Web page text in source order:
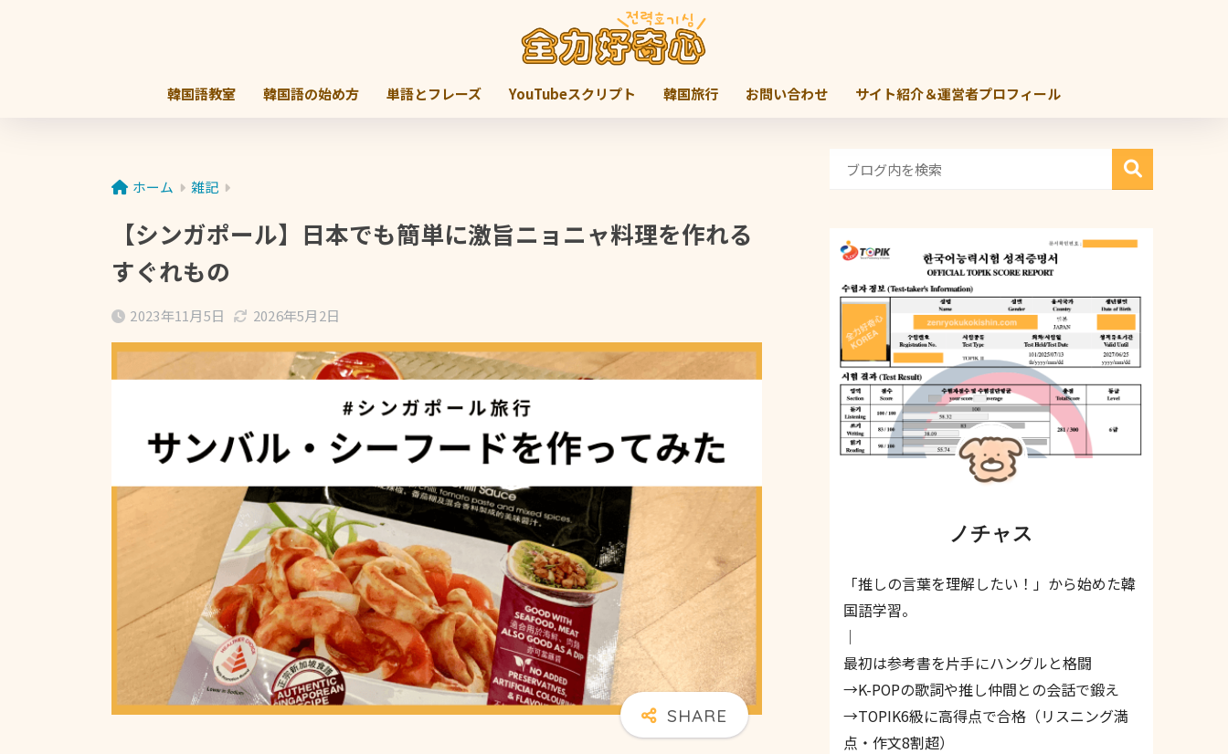
韓国語教室 韓国語の始め方 単語とフレーズ YouTubeスクリプト 韓国旅行 お問い合わせ サイト紹介＆運営者プロフィール
ホーム 雑記
【シンガポール】日本でも簡単に激旨ニョニャ料理を作れる
すぐれもの
2023年11月5日 2026年5月2日
ノチャス
「推しの言葉を理解したい！」から始めた韓
国語学習。
｜
最初は参考書を片手にハングルと格闘
→K-POPの歌詞や推し仲間との会話で鍛え
→TOPIK6級に高得点で合格（リスニング満
点・作文8割超）